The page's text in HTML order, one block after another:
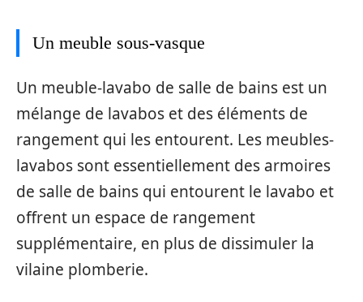
Un meuble sous-vasque
Un meuble-lavabo de salle de bains est un
mélange de lavabos et des éléments de
rangement qui les entourent. Les meubles-
lavabos sont essentiellement des armoires
de salle de bains qui entourent le lavabo et
offrent un espace de rangement
supplémentaire, en plus de dissimuler la
vilaine plomberie.